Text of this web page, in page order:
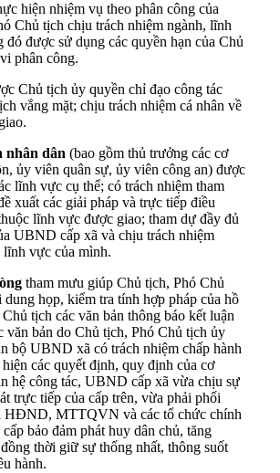
hiện nhiệm vụ theo phân công của
Chủ tịch chịu trách nhiệm ngành, lĩnh
đó được sử dụng các quyền hạn của Chủ
phân công.
Chủ tịch ủy quyền chỉ đạo công tác
vắng mặt; chịu trách nhiệm cá nhân về
nhân dân (bao gồm thủ trưởng các cơ
ủy viên quân sự, ủy viên công an) được
lĩnh vực cụ thể; có trách nhiệm tham
xuất các giải pháp và trực tiếp điều
lĩnh vực được giao; tham dự đầy đủ
UBND cấp xã và chịu trách nhiệm
vực của mình.
tham mưu giúp Chủ tịch, Phó Chủ
họp, kiểm tra tính hợp pháp của hồ
tịch các văn bản thông báo kết luận
văn bản do Chủ tịch, Phó Chủ tịch ủy
bộ UBND xã có trách nhiệm chấp hành
các quyết định, quy định của cơ
hệ công tác, UBND cấp xã vừa chịu sự
trực tiếp của cấp trên, vừa phải phối
HĐND, MTTQVN và các tổ chức chính
bảo đảm phát huy dân chủ, tăng
thời giữ sự thống nhất, thông suốt
hành.